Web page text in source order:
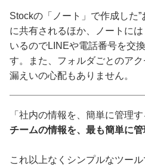
Stockの「ノート」で作成した
に共有されるほか、ノートに
いるのでLINEや電話番号を交
す。また、フォルダごとのア
漏えいの心配もありません。
「社内の情報を、簡単に管理す
チームの情報を、最も簡単に
これ以上なくシンプルなツー